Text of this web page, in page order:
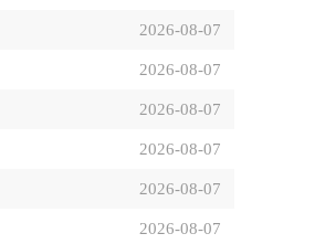
2026-08-07
2026-08-07
2026-08-07
2026-08-07
2026-08-07
2026-08-07